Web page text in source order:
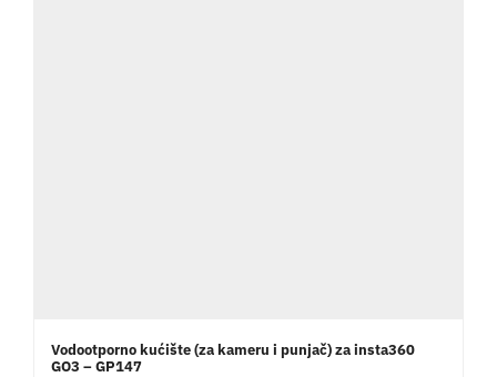
Vodootporno kućište (za kameru i punjač) za insta360
GO3 – GP147